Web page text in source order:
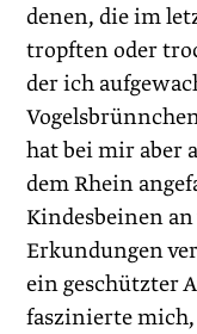
denen, die im
tropften oder
der ich
hat bei mir aber
dem Rhein
Kindesbeinen
Erkundungen
ein geschützter
faszinierte